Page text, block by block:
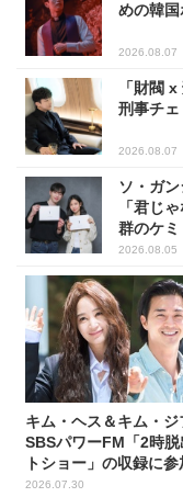
めの韓
2026.08.07
「財閥
刑事チ
2026.08.07
ソ・ガ
「君じ
群のケミ
2026.08.05
キム・ヘス＆キム・ジ
SBSパワーFM「2時
トショー」の収録に参
(PHOTO7枚)
2026.07.30